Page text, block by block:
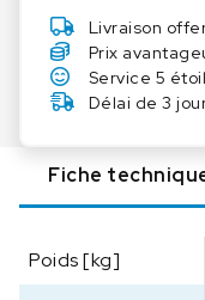
t
é
d
e
K
A
E
p
e
Livraison
Prix
Service 5
Délai de 3
Fiche
Poids [kg]